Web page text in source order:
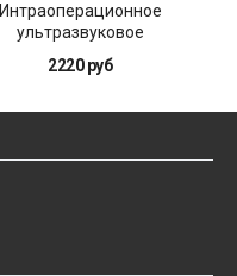
Интраоперационное
ультразвуковое
исследование
головного и спинного
2220 руб